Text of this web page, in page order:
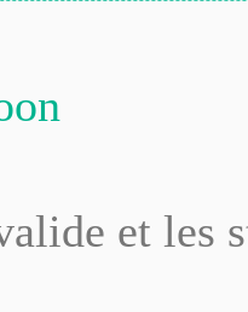
et les